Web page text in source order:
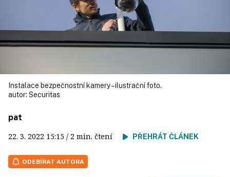
Instalace bezpečnostní kamery – ilustrační foto.
autor: Securitas
pat
22. 3. 2022 15:15 / 2 min. čtení PŘEHRÁT ČLÁNEK
ODEBÍRAT AUTORA